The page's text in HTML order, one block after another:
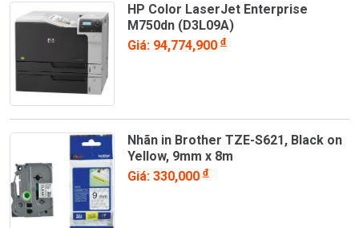
HP Color LaserJet Enterprise
M750dn (D3L09A)
Giá: 94,774,900đ
Nhãn in Brother TZE-S621, Black on
Yellow, 9mm x 8m
Giá: 330,000đ